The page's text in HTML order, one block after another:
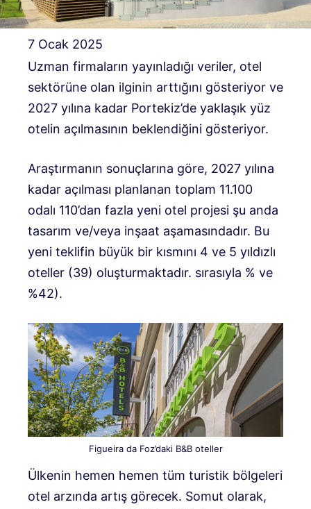
7 Ocak 2025
Uzman firmaların yayınladığı veriler, otel
sektörüne olan ilginin arttığını gösteriyor ve
2027 yılına kadar Portekiz’de yaklaşık yüz
otelin açılmasının beklendiğini gösteriyor.
Araştırmanın sonuçlarına göre, 2027 yılına
kadar açılması planlanan toplam 11.100
odalı 110’dan fazla yeni otel projesi şu anda
tasarım ve/veya inşaat aşamasındadır. Bu
yeni teklifin büyük bir kısmını 4 ve 5 yıldızlı
oteller (39) oluşturmaktadır. sırasıyla % ve
%42).
Figueira da Foz’daki B&B oteller
Ülkenin hemen hemen tüm turistik bölgeleri
otel arzında artış görecek. Somut olarak,